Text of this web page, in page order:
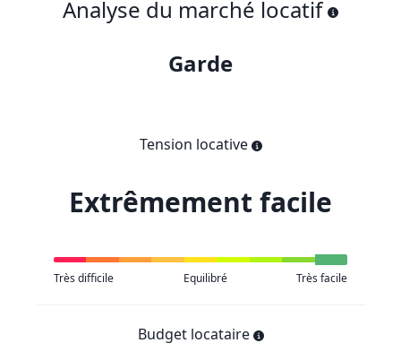
Analyse du marché locatif
Garde
Tension locative
Extrêmement facile
Très difficile Equilibré Très facile
Budget locataire